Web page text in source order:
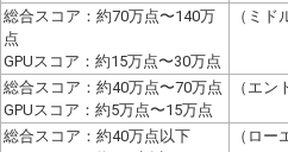
総合スコア：約70万点〜140万
点
GPUスコア：約15万点〜30万点
（ミ
総合スコア：約40万点〜70万点
GPUスコア：約5万点〜15万点
（エン
総合スコア：約40万点以下
（ロー